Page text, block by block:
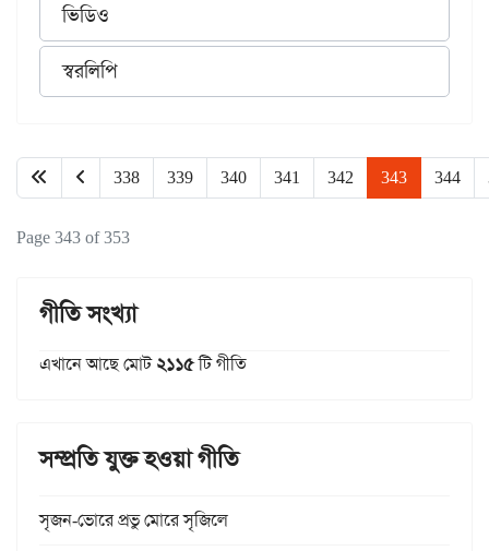
ভিডিও
স্বরলিপি
338 339 340 341 342 343 344
Page 343 of 353
গীতি সংখ্যা
এখানে আছে মোট২১১৫টি গীতি
সম্প্রতি যুক্ত হওয়া গীতি
সৃজন-ভোরে প্রভু মোরে সৃজিলে